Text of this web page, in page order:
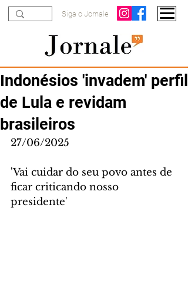
Siga o Jornale
Indonésios 'invadem' perfil
de Lula e revidam
brasileiros
27/06/2025
'Vai cuidar do seu povo antes de
ficar criticando nosso
presidente'